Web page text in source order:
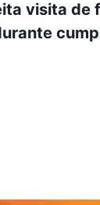
visita de